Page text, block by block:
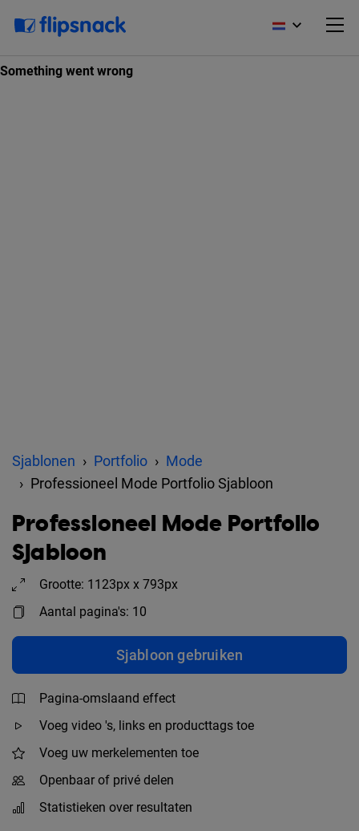
Sjablonen Portfolio
Mode
Professioneel Mode Portfolio Sjabloon
Professioneel Mode Portfolio
Sjabloon
Grootte: 1123px x 793px
Aantal pagina's: 10
Sjabloon gebruiken
Pagina-omslaand effect
Voeg video 's, links en producttags toe
Voeg uw merkelementen toe
Openbaar of privé delen
Statistieken over resultaten